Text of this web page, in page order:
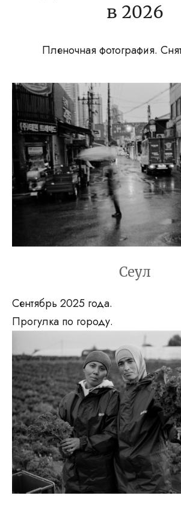
в 2026
Пленочная фотография.
Сеул
Сентябрь 2025 года.
Прогулка по городу.